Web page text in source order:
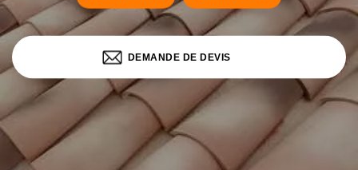
DEMANDE DE DEVIS